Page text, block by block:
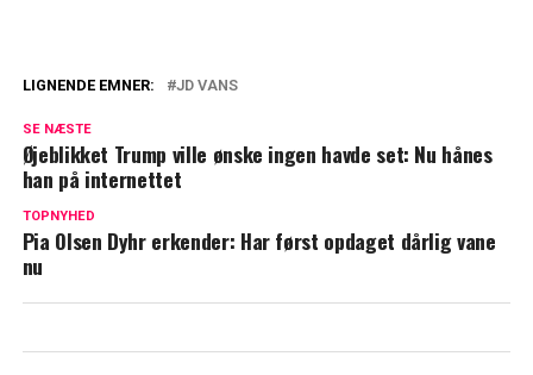
Frederiksen
Mette Frederiksen smider bombe: Skal
LIGNENDE EMNER: JD VANS
SE NÆSTE
Øjeblikket Trump ville ønske ingen havde set: Nu hånes
han på internettet
TOPNYHED
Pia Olsen Dyhr erkender: Har først opdaget dårlig vane
nu